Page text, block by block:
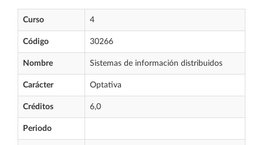
Curso 4
Código 30266
Nombre Sistemas de información distribuidos
Carácter Optativa
Créditos 6,0
Periodo